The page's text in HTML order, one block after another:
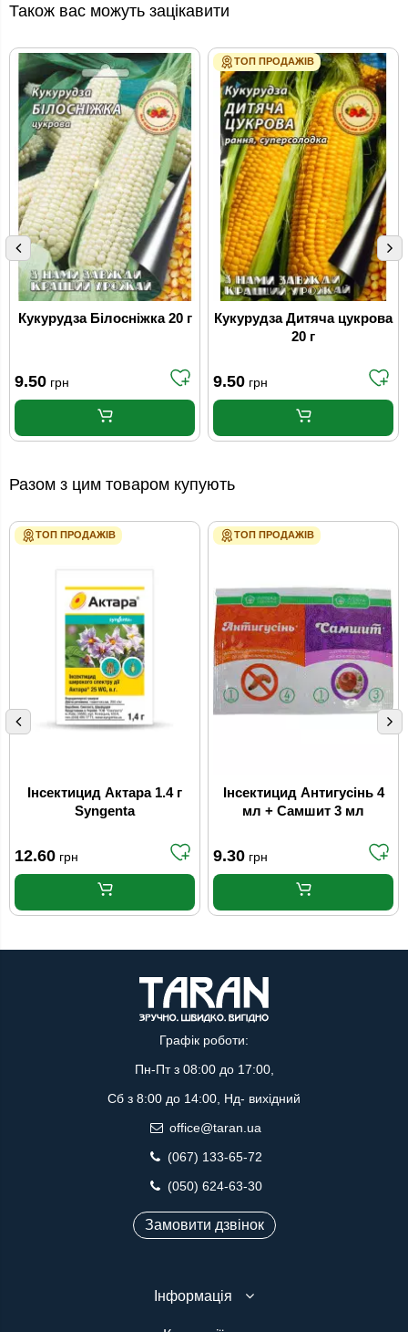
Також вас можуть зацікавити
Кукурудза Білосніжка 20 г
9.50 грн
ТОП ПРОДАЖІВ
Кукурудза Дитяча цукрова
20 г
9.50 грн
Разом з цим товаром купують
ТОП ПРОДАЖІВ
Інсектицид Актара 1.4 г
Syngenta
12.60 грн
ТОП ПРОДАЖІВ
Інсектицид Антигусінь 4
мл + Самшит 3 мл
9.30 грн
Графік роботи:
Пн-Пт з 08:00 до 17:00,
Сб з 8:00 до 14:00, Нд- вихідний
office@taran.ua
(067) 133-65-72
(050) 624-63-30
Замовити дзвінок
Інформація